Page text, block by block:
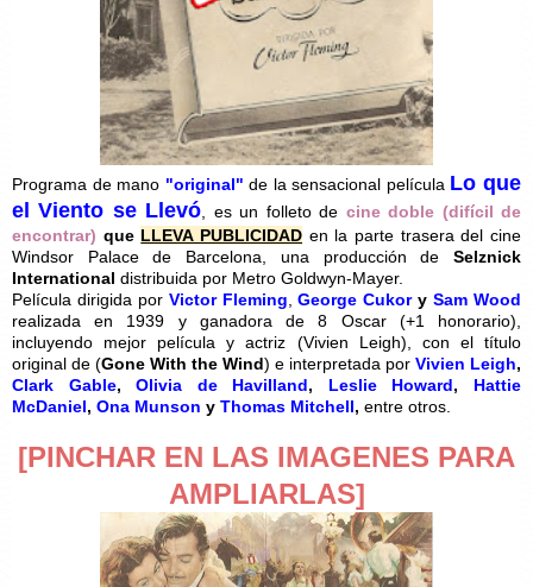
Programa de mano "original" de la sensacional película Lo que
el Viento se Llevó , es un folleto de cine doble (difícil de
encontrar) que LLEVA PUBLICIDAD en la parte trasera del cine
Windsor Palace de Barcelona, una producción de Selznick
International distribuida por Metro Goldwyn-Mayer.
Película dirigida por Victor Fleming ,George CukorySam Wood
realizada en 1939 y ganadora de 8 Oscar (+1 honorario),
incluyendo mejor película y actriz (Vivien Leigh) , con el título
original de (Gone With the Wind) e interpretada por Vivien Leigh,
Clark Gable,Olivia de Havilland, Leslie Howard, Hattie
McDaniel, Ona Munson y Thomas Mitchell, entre otros.
[PINCHAR EN LAS IMAGENES PARA
AMPLIARLAS]